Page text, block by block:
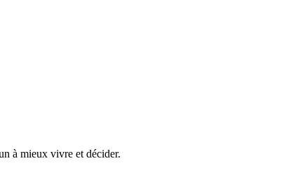
à mieux vivre et décider.